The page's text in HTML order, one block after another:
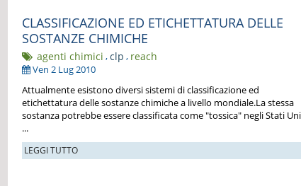
CLASSIFICAZIONE ED ETICHETTATURA DELLE
SOSTANZE CHIMICHE
agenti chimici ,clp , reach
Ven 2 Lug 2010
Attualmente esistono diversi sistemi di classificazione ed
etichettatura delle sostanze chimiche a livello mondiale.La stessa
sostanza potrebbe essere classificata come "tossica" negli Stati
...
LEGGI TUTTO